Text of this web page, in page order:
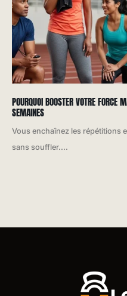
POURQUOI BOOSTER VOTRE FORCE
SEMAINES
Vous enchaînez les répétitions
sans souffler....